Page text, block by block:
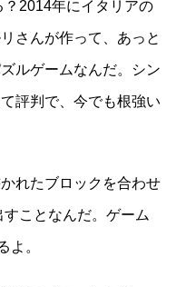
2014年にイタリアの
さんが作って、あっと
ルゲームなんだ。シン
評判で、今でも根強い
れたブロックを合わせ
ことなんだ。ゲーム
よ。